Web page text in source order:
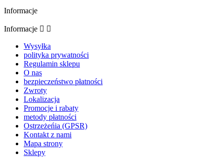
Informacje
Informacje  
Wysyłka
polityka prywatności
Regulamin sklepu
O nas
bezpieczeństwo płatności
Zwroty
Lokalizacja
Promocje i rabaty
metody płatności
Ostrzeżeńia (GPSR)
Kontakt z nami
Mapa strony
Sklepy